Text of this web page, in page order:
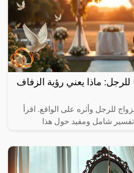
ماذا يعني رؤية الزفاف
للرجل وأثره على الواقع. اقرأ
شامل ومفيد حول هذا